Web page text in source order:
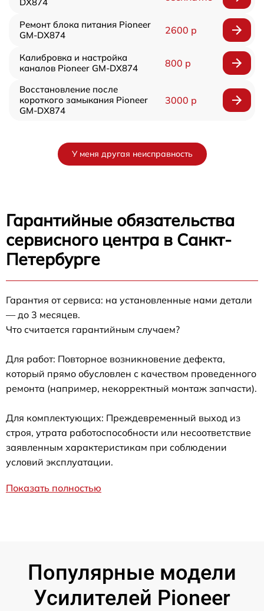
Ремонт блока питания Pioneer
GM-DX874
2600 р
Калибровка и настройка
каналов Pioneer GM-DX874
800 р
Восстановление после
короткого замыкания Pioneer
GM-DX874
3000 р
У меня другая неисправность
Гарантийные обязательства
сервисного центра в Санкт-
Петербурге
Гарантия от сервиса: на установленные нами детали
— до 3 месяцев.
Что считается гарантийным случаем?
Для работ: Повторное возникновение дефекта,
который прямо обусловлен с качеством проведенного
ремонта (например, некорректный монтаж запчасти).
Для комплектующих: Преждевременный выход из
строя, утрата работоспособности или несоответствие
заявленным характеристикам при соблюдении
условий эксплуатации.
Показать полностью
Популярные модели
Усилителей Pioneer